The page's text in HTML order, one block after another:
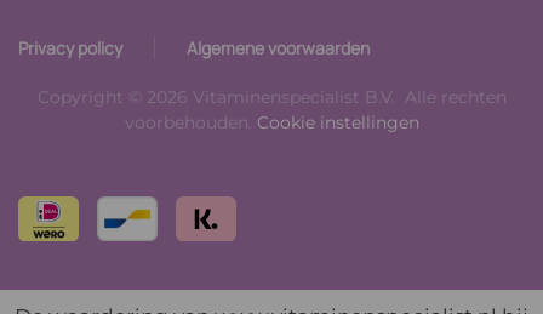
Privacy policy Algemene voorwaarden
Copyright © 2026 Vitaminenspecialist B.V. Alle rechten
voorbehouden. Cookie instellingen
Read
more
Read
more